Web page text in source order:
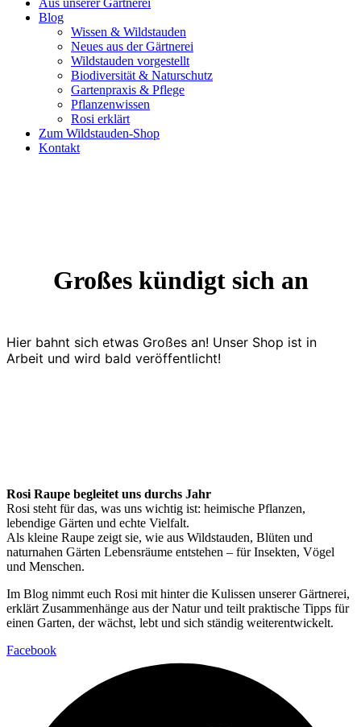
Blog
Wissen & Wildstauden
Neues aus der Gärtnerei
Wildstauden vorgestellt
Biodiversität & Naturschutz
Gartenpraxis & Pflege
Pflanzenwissen
Rosi erklärt
Zum Wildstauden-Shop
Kontakt
Großes kündigt sich an
Hier bahnt sich etwas Großes an! Unser Shop ist in
Arbeit und wird bald veröffentlicht!
Rosi Raupe begleitet uns durchs Jahr
Rosi steht für das, was uns wichtig ist: heimische Pflanzen,
lebendige Gärten und echte Vielfalt.
Als kleine Raupe zeigt sie, wie aus Wildstauden, Blüten und
naturnahen Gärten Lebensräume entstehen – für Insekten, Vögel
und Menschen.
Im Blog nimmt euch Rosi mit hinter die Kulissen unserer Gärtnerei,
erklärt Zusammenhänge aus der Natur und teilt praktische Tipps für
einen Garten, der wächst, lebt und sich ständig weiterentwickelt.
Facebook